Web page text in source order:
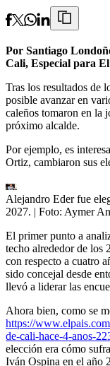
Por Santiago
Cali, Especial para
Tras los resultados de
posible avanzar en
caleños tomaron en la
próximo alcalde.
Por ejemplo, es
Ortiz, cambiaron sus
Alejandro Eder fue
2027. | Foto: Aymer
El primer punto a
techo alrededor de los
con respecto a cuatro
sido concejal desde
llevó a liderar las
Ahora bien, como se
https://
de-cali-hace-4-anos-
elección era cómo
Iván Ospina en el año